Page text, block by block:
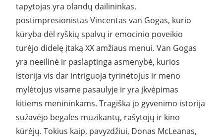
tapytojas yra olandų dailininkas,
postimpresionistas Vincentas van Gogas, kurio
kūryba dėl ryškių spalvų ir emocinio poveikio
turėjo didelę įtaką XX amžiaus menui. Van Gogas
yra neeilinė ir paslaptinga asmenybė, kurios
istorija vis dar intriguoja tyrinėtojus ir meno
mylėtojus visame pasaulyje ir yra įkvėpimas
kitiems menininkams. Tragiška jo gyvenimo istorija
sužavėjo begales muzikantų, rašytojų ir kino
kūrėjų. Tokius kaip, pavyzdžiui, Donas McLeanas,